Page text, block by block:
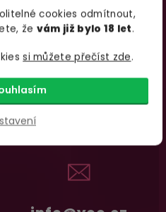
cookies odmítnout,
že vám již bylo 18 let.
si můžete přečíst zde.
peněz
vrácení zboží
výběrem zboží?
Jolaně